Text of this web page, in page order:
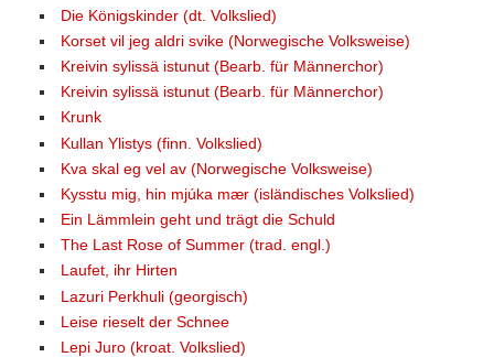
Die Königskinder (dt. Volkslied)
Korset vil jeg aldri svike (Norwegische Volksweise)
Kreivin sylissä istunut (Bearb. für Männerchor)
Kreivin sylissä istunut (Bearb. für Männerchor)
Krunk
Kullan Ylistys (finn. Volkslied)
Kva skal eg vel av (Norwegische Volksweise)
Kysstu mig, hin mjúka mær (isländisches Volkslied)
Ein Lämmlein geht und trägt die Schuld
The Last Rose of Summer (trad. engl.)
Laufet, ihr Hirten
Lazuri Perkhuli (georgisch)
Leise rieselt der Schnee
Lepi Juro (kroat. Volkslied)